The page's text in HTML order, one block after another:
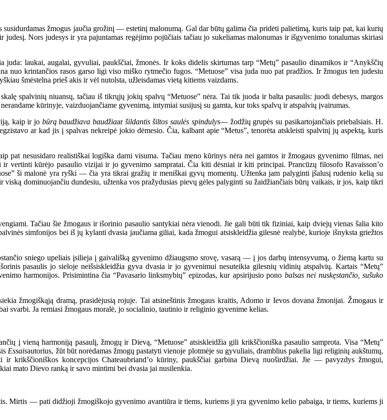
žmogus jaučia grožinį — estetinį malonumą. Gal dar būtų galima čia pridėti palietimą, kuris taip pat, kai kurių
Nors judesys ir yra pajuntamas regėjimo pojūčiais tačiau jo sukeliamas malonumas ir išgyvenimo tonalumas skiriasi
laukai, augalai, gyvuliai, paukščiai, žmonės. Ir koks didelis skirtumas tarp “Metų” pasaulio dinamikos ir “Anykščių
nuo krintančios rasos garso ligi viso miško rytmečio fugos. “Metuose” visa juda nuo pat pradžios. Ir žmogus ten judesiu
šmėstelna prieš akis ir vėl nutolsta, užleisdamas vietą kitiems vaizdams.
spalvinių niuansų, tačiau iš tikrųjų jokių spalvų “Metuose” nėra. Tai tik juoda ir balta pasaulis: juodi debesys, margos
kūrinyje, vaizduojančiame gyvenimą, intymiai susijusį su gamta, kur toks spalvų ir atspalvių įvairumas.
kaip ir jo būrą baudžiava baudžiaar šildantis šiltos saulės spindulys— žodžių grupės su pasikartojančiais priebalsiais. H.
ar kad jis į spalvas nekreipė jokio dėmesio. Čia, kalbant apie “Metus”, tenorėta atskleisti spalvinį jų aspektą, kuris
nesusidaro realistiškai logiška darni visuma. Tačiau meno kūrinys nėra nei gamtos ir žmogaus gyvenimo filmas, nei
ir vertinti kūrėjo pasaulio vizijai ir jo gyvenimo sampratai. Čia kiti dėsniai ir kiti principai. Prancūzų filosofo Ravaisson’o
ši malonė yra ryški — čia yra tikrai gražių ir meniškai gyvų momentų. Užtenka jam palyginti įšalusį rudenio kelią su
dominuojančiu dundesiu, užtenka vos pražydusias pievų gėles palyginti su žaidžiančiais būrų vaikais, ir jos, kaip tikri
Tačiau šie žmogaus ir išorinio pasaulio santykiai nėra vienodi. Jie gali būti tik fiziniai, kaip dviejų vienas šalia kito
simfonijos bei iš jų kylanti dvasia jaučiama giliai, kada žmogui atsiskleidžia gilesnė realybė, kurioje išnyksta griežtos
sniego upeliais įsilieja į gaivališką gyvenimo džiaugsmo srovę, vasarą — į jos darbų intensyvumą, o žiemą kartu su
pasaulis jo sieloje neišsiskleidžia gyva dvasia ir jo gyvenimui nesuteikia gilesnių vidinių atspalvių. Kartais “Metų”
harmonijos. Prisimintina čia “Pavasario linksmybių” epizodas, kur apsirijusio pono balsas nei nuskęstančio, sušuko
žmogiškąją dramą, prasidėjusią rojuje. Tai atsineštinis žmogaus kraitis, Adomo ir Ievos dovana žmonijai. Žmogaus ir
svarbi. Ja remiasi žmogaus moralė, jo socialinio, tautinio ir religinio gyvenime kelias.
į vieną harmoniją pasaulį, žmogų ir Dievą, “Metuose” atsiskleidžia gili krikščioniška pasaulio samprota. Visa “Metų”
Essaisautorius, žūt būt norėdamas žmogų pastatyti vienoje plotmėje su gyvuliais, dramblius pakelia ligi religinių aukštumų,
krikščioniškos koncepcijos Chateaubriand’o kūriny, paukščiai garbina Dievą nuoširdžiai. Jie — pavyzdys žmogui,
mato Dievo ranką ir savo mintimi bei dvasia jai nusilenkia.
Mirtis — pati didžioji žmogiškojo gyvenimo avantiūra ir tiems, kuriems ji yra gyvenimo kelio pabaiga, ir tiems, kuriems ji